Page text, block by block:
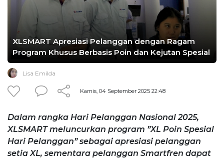
XLSMART Apresiasi Pelanggan dengan Ragam
Program Khusus Berbasis Poin dan Kejutan Spesial
Lisa Emilda
Kamis, 04 September 2025 22:48
Dalam rangka Hari Pelanggan Nasional 2025,
XLSMART meluncurkan program ”XL Poin Spesial
Hari Pelanggan” sebagai apresiasi pelanggan
setia XL, sementara pelanggan Smartfren dapat